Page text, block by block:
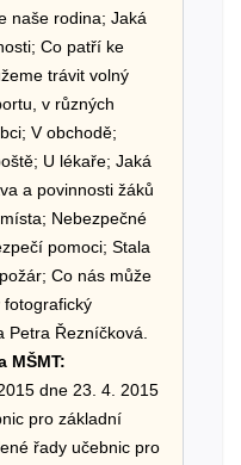
naše rodina; Jaká
Co patří ke
trávit volný
v různých
V obchodě;
U lékaře; Jaká
a povinnosti žáků
Nebezpečné
pomoci; Stala
Co nás může
Řezníčková.
MŠMT:
dne 23. 4. 2015
pro základní
řady učebnic pro